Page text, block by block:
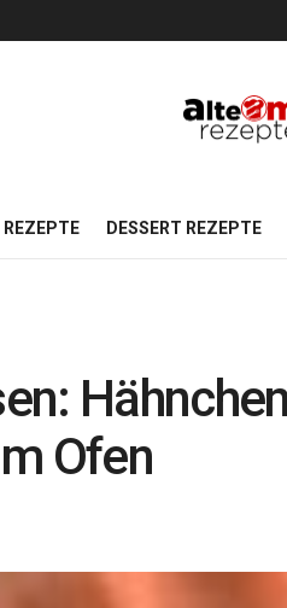
REZEPTE DESSERT REZEPTE
Ofen